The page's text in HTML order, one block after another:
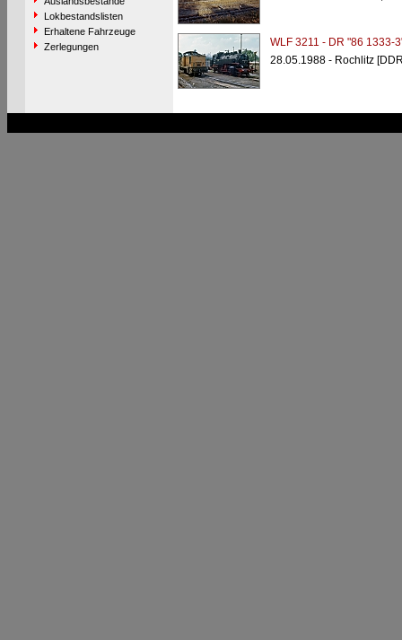
Lokbestandslisten
Erhaltene Fahrzeuge
Zerlegungen
WLF 3211 - DR "86 1333-
28.05.1988 - Rochlitz